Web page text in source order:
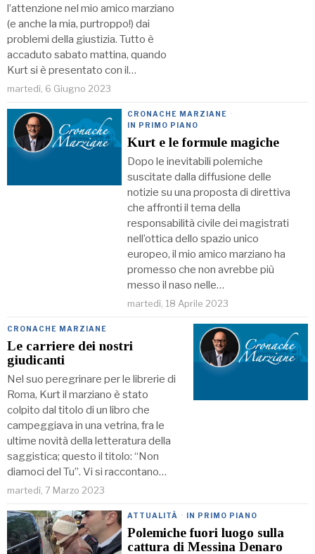
l’attenzione nel mio amico marziano
(e anche la mia, purtroppo!) dai
problemi della giustizia. Tutto è
accaduto sabato mattina, quando
Kurt si è presentato con il…
martedì, 6 Giugno 2023
CRONACHE MARZIANE ·
IN PRIMO PIANO
Kurt e le formule magiche
Dopo le inevitabili polemiche
suscitate dalla diffusione delle
notizie su una proposta di direttiva
che affronti il tema della
responsabilità civile dei magistrati
nell’ottica dello spazio unico
europeo, il mio amico marziano ha
promesso che non avrebbe più
messo il naso nelle…
martedì, 18 Aprile 2023
CRONACHE MARZIANE
Le carriere dei nostri
giudicanti
Nel suo peregrinare per le librerie di
Roma, Kurt il marziano è stato
colpito dal titolo di un libro che
campeggiava in una vetrina, fra le
ultime novità della letteratura della
saggistica; questo il titolo: “Non
diamoci del Tu”. Vi si raccontano…
martedì, 7 Marzo 2023
ATTUALITÀ · IN PRIMO PIANO
Polemiche fuori luogo sulla
cattura di Messina Denaro